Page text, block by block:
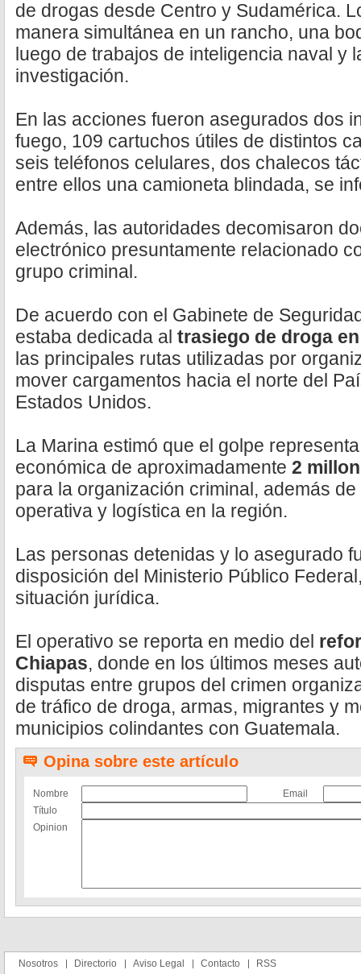
de drogas desde Centro y Sudamérica.
manera simultánea en un rancho, una
luego de trabajos de inteligencia naval y
investigación.
En las acciones fueron asegurados dos
fuego, 109 cartuchos útiles de distintos
seis teléfonos celulares, dos chalecos
entre ellos una camioneta blindada, se
Además, las autoridades decomisaron
electrónico presuntamente relacionado
grupo criminal.
De acuerdo con el Gabinete de
estaba dedicada al trasiego de droga
las principales rutas utilizadas por
mover cargamentos hacia el norte del
Estados Unidos.
La Marina estimó que el golpe
económica de aproximadamente 2
para la organización criminal, además
operativa y logística en la región.
Las personas detenidas y lo asegurado
disposición del Ministerio Público
situación jurídica.
El operativo se reporta en medio del
Chiapas, donde en los últimos meses
disputas entre grupos del crimen
de tráfico de droga, armas, migrantes y
municipios colindantes con Guatemala.
Opina sobre este artículo
Nombre
Email
Título
Opinion
Nosotros Directorio Aviso Legal Contacto RSS